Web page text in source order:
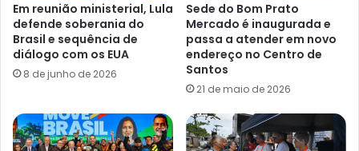
Em reunião ministerial, Lula
defende soberania do
Brasil e sequência de
diálogo com os EUA
8 de junho de 2026
Sede do Bom Prato
Mercado é inaugurada e
passa a atender em novo
endereço no Centro de
Santos
21 de maio de 2026